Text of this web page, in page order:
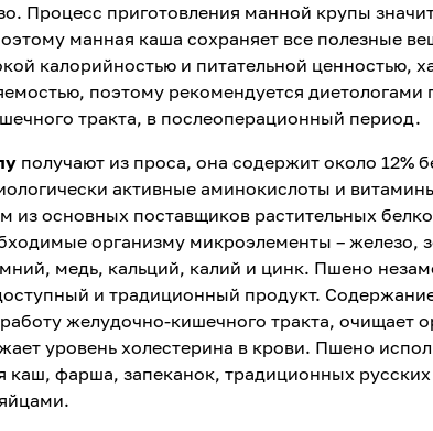
Процесс приготовления манной крупы
манная каша сохраняет все полезные
калорийностью и питательной ценностью,
поэтому рекомендуется диетологами
тракта, в послеоперационный период.
получают из проса, она содержит около 12%
активные аминокислоты и
из основных поставщиков растительных
организму микроэлементы – железо,
медь, кальций, калий и цинк. Пшено
и традиционный продукт.
желудочно-кишечного тракта, очищает
уровень холестерина в крови. Пшено
каш, фарша, запеканок, традиционных